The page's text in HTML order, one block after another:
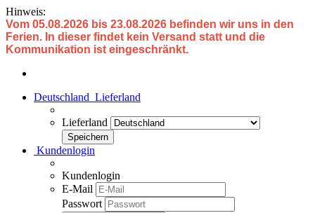
Hinweis:
Vom 05.08.2026 bis 23.08.2026 befinden wir uns in den
Ferien. In dieser findet kein Versand statt und die
Kommunikation ist eingeschränkt.
Deutschland Lieferland
Lieferland
Kundenlogin
Kundenlogin
E-Mail
Passwort